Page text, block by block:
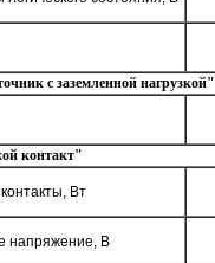
с заземленной нагрузкой"
контакт"
Вт
напряжение, В